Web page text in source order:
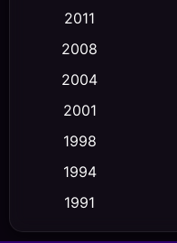
Conspiracy
Crime อาชญากรรม
Culture
Dance เต้น
2011
2008
2004
2001
1998
1994
1991
1986